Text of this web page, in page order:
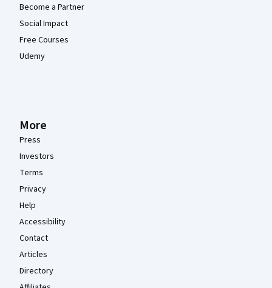
Become a Partner
Social Impact
Free Courses
Udemy
More
Press
Investors
Terms
Privacy
Help
Accessibility
Contact
Articles
Directory